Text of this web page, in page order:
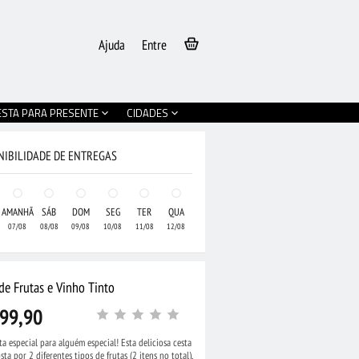
Entre
Ajuda
PARA PRESENTE CIDADES
Cesta Grande de
DE ENTREGAS
AMANHÃ
07/08
SÁB
08/08
DOM
09/08
SEG
10/08
TER
11/08
QUA
12/08
Frutas e Vinho Tinto
especial para alguém especial! Esta deliciosa cesta
por 2 diferentes tipos de frutas (2 itens no total),